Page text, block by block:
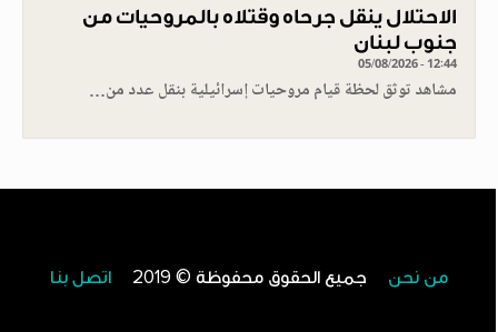
الاحتلال ينقل جرحاه وقتلاه بالمروحيات من
جنوب لبنان
05/08/2026 - 12:44
مشاهد توثق لحظة قيام مروحيات إسرائيلية بنقل عدد من…
من نحن جميع الحقوق محفوظة © 2019 اتصل بنا